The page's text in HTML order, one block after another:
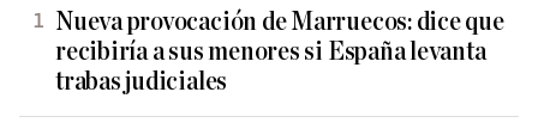
Nueva provocación de Marruecos: dice que
recibiría a sus menores si España levanta
trabas judiciales